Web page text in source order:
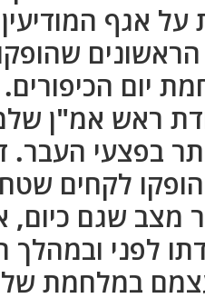
אגף
יום הכיפורים.
ראש אמ"ן
בפצעי העבר.
לקחים
מצב שגם כיום,
לפני
במלחמת